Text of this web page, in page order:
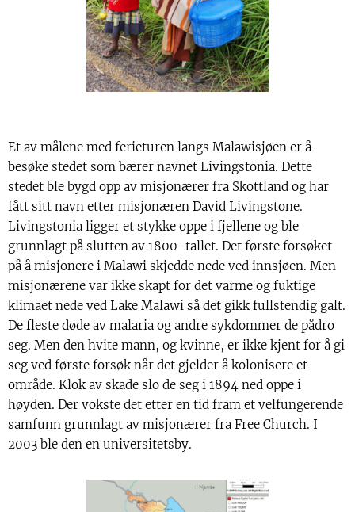
Et av målene med ferieturen langs Malawisjøen er å
besøke stedet som bærer navnet Livingstonia. Dette
stedet ble bygd opp av misjonærer fra Skottland og har
fått sitt navn etter misjonæren David Livingstone.
Livingstonia ligger et stykke oppe i fjellene og ble
grunnlagt på slutten av 1800-tallet. Det første forsøket
på å misjonere i Malawi skjedde nede ved innsjøen. Men
misjonærene var ikke skapt for det varme og fuktige
klimaet nede ved Lake Malawi så det gikk fullstendig galt.
De fleste døde av malaria og andre sykdommer de pådro
seg. Men den hvite mann, og kvinne, er ikke kjent for å gi
seg ved første forsøk når det gjelder å kolonisere et
område. Klok av skade slo de seg i 1894 ned oppe i
høyden. Der vokste det etter en tid fram et velfungerende
samfunn grunnlagt av misjonærer fra Free Church. I
2003 ble den en universitetsby.